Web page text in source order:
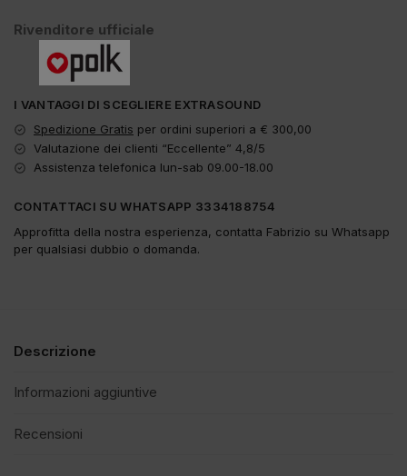
Rivenditore ufficiale
I VANTAGGI DI SCEGLIERE EXTRASOUND
Spedizione Gratis per ordini superiori a € 300,00
Valutazione dei clienti “Eccellente” 4,8/5
Assistenza telefonica lun-sab 09.00-18.00
CONTATTACI SU WHATSAPP 3334188754
Approfitta della nostra esperienza, contatta Fabrizio su Whatsapp
per qualsiasi dubbio o domanda.
Descrizione
Informazioni aggiuntive
Recensioni